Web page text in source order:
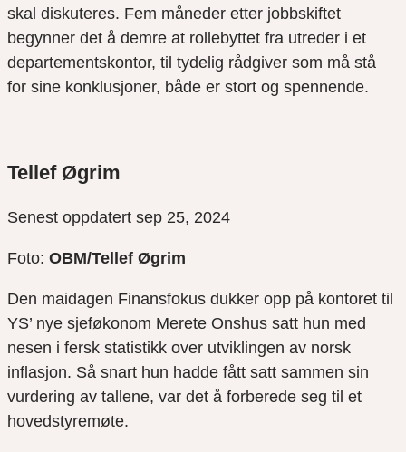
skal diskuteres. Fem måneder etter jobbskiftet
begynner det å demre at rollebyttet fra utreder i et
departementskontor, til tydelig rådgiver som må stå
for sine konklusjoner, både er stort og spennende.
Tellef Øgrim
Senest oppdatert sep 25, 2024
Foto: OBM/Tellef Øgrim
Den maidagen Finansfokus dukker opp på kontoret til
YS’ nye sjeføkonom Merete Onshus satt hun med
nesen i fersk statistikk over utviklingen av norsk
inflasjon. Så snart hun hadde fått satt sammen sin
vurdering av tallene, var det å forberede seg til et
hovedstyremøte.